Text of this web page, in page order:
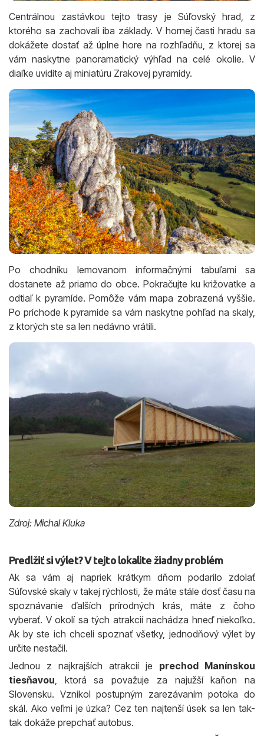
Centrálnou zastávkou tejto trasy je Súľovský hrad, z
ktorého sa zachovali iba základy. V hornej časti hradu sa
dokážete dostať až úplne hore na rozhľadňu, z ktorej sa
vám naskytne panoramatický výhľad na celé okolie. V
diaľke uvidíte aj miniatúru Zrakovej pyramídy.
Po chodníku lemovanom informačnými tabuľami sa
dostanete až priamo do obce. Pokračujte ku križovatke a
odtiaľ k pyramíde. Pomôže vám mapa zobrazená vyššie.
Po príchode k pyramíde sa vám naskytne pohľad na skaly,
z ktorých ste sa len nedávno vrátili.
Zdroj: Michal Kluka
Predlžiť si výlet? V tejto lokalite žiadny problém
Ak sa vám aj napriek krátkym dňom podarilo zdolať
Súľovské skaly v takej rýchlosti, že máte stále dosť času na
spoznávanie ďalších prírodných krás, máte z čoho
vyberať. V okolí sa tých atrakcií nachádza hneď niekoľko.
Ak by ste ich chceli spoznať všetky, jednodňový výlet by
určite nestačil.
Jednou z najkrajších atrakcií je prechod Manínskou
tiesňavou , ktorá sa považuje za najužší kaňon na
Slovensku. Vznikol postupným zarezávaním potoka do
skál. Ako veľmi je úzka? Cez ten najtenší úsek sa len tak-
tak dokáže prepchať autobus.